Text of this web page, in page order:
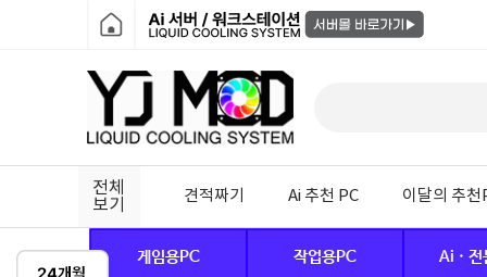
전체
보기
견적짜기 Ai 추천 PC 이달의 추천
게임용PC 작업용PC Ai · 전